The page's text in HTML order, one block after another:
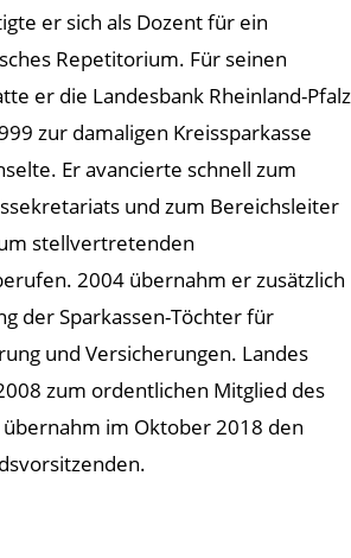
er sich als Dozent für ein
Repetitorium. Für seinen
er die Landesbank Rheinland-Pfalz
zur damaligen Kreissparkasse
Er avancierte schnell zum
und zum Bereichsleiter
stellvertretenden
2004 übernahm er zusätzlich
der Sparkassen-Töchter für
und Versicherungen. Landes
zum ordentlichen Mitglied des
im Oktober 2018 den